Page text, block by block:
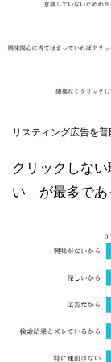
リスティング広告を
クリックしな
い」が最多であ